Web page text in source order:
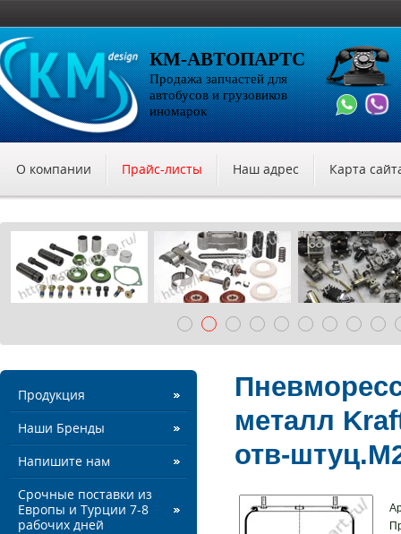
КМ-АВТОПАРТС
Продажа запчастей для
автобусов и грузовиков
иномарок
О компании Прайс-листы Наш адрес Карта
металл
отв-
Продукция
Наши Бренды
Напишите нам
Срочные поставки из
Европы и Турции 7-8
рабочих дней